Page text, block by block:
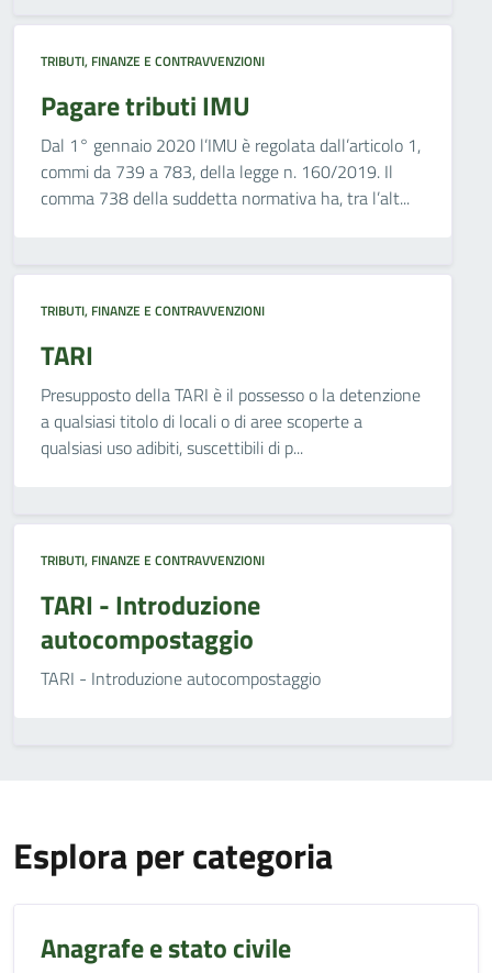
TRIBUTI, FINANZE E CONTRAVVENZIONI
Pagare tributi IMU
Dal 1° gennaio 2020 l’IMU è regolata dall’articolo 1,
commi da 739 a 783, della legge n. 160/2019. Il
comma 738 della suddetta normativa ha, tra l’alt...
TRIBUTI, FINANZE E CONTRAVVENZIONI
TARI
Presupposto della TARI è il possesso o la detenzione
a qualsiasi titolo di locali o di aree scoperte a
qualsiasi uso adibiti, suscettibili di p...
TRIBUTI, FINANZE E CONTRAVVENZIONI
TARI - Introduzione
autocompostaggio
TARI - Introduzione autocompostaggio
Esplora per categoria
Anagrafe e stato civile